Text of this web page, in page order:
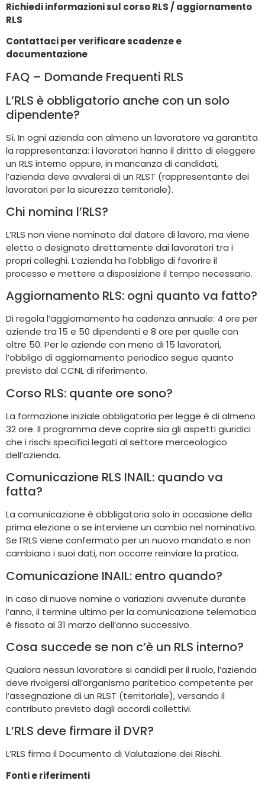
Richiedi informazioni sul corso RLS / aggiornamento
RLS
Contattaci per verificare scadenze e
documentazione
FAQ – Domande Frequenti RLS
L’RLS è obbligatorio anche con un solo
dipendente?
Sì. In ogni azienda con almeno un lavoratore va garantita
la rappresentanza: i lavoratori hanno il diritto di eleggere
un RLS interno oppure, in mancanza di candidati,
l’azienda deve avvalersi di un RLST (rappresentante dei
lavoratori per la sicurezza territoriale).
Chi nomina l’RLS?
L’RLS non viene nominato dal datore di lavoro, ma viene
eletto o designato direttamente dai lavoratori tra i
propri colleghi. L’azienda ha l’obbligo di favorire il
processo e mettere a disposizione il tempo necessario.
Aggiornamento RLS: ogni quanto va fatto?
Di regola l’aggiornamento ha cadenza annuale: 4 ore per
aziende tra 15 e 50 dipendenti e 8 ore per quelle con
oltre 50. Per le aziende con meno di 15 lavoratori,
l’obbligo di aggiornamento periodico segue quanto
previsto dal CCNL di riferimento.
Corso RLS: quante ore sono?
La formazione iniziale obbligatoria per legge è di almeno
32 ore. Il programma deve coprire sia gli aspetti giuridici
che i rischi specifici legati al settore merceologico
dell’azienda.
Comunicazione RLS INAIL: quando va
fatta?
La comunicazione è obbligatoria solo in occasione della
prima elezione o se interviene un cambio nel nominativo.
Se l’RLS viene confermato per un nuovo mandato e non
cambiano i suoi dati, non occorre reinviare la pratica.
Comunicazione INAIL: entro quando?
In caso di nuove nomine o variazioni avvenute durante
l’anno, il termine ultimo per la comunicazione telematica
è fissato al 31 marzo dell’anno successivo.
Cosa succede se non c’è un RLS interno?
Qualora nessun lavoratore si candidi per il ruolo, l’azienda
deve rivolgersi all’organismo paritetico competente per
l’assegnazione di un RLST (territoriale), versando il
contributo previsto dagli accordi collettivi.
L’RLS deve firmare il DVR?
L’RLS firma il Documento di Valutazione dei Rischi.
Fonti e riferimenti